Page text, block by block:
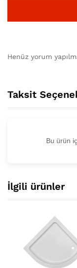
Henüz yorum
Taksit
Bu ürün
İlgili ürünler